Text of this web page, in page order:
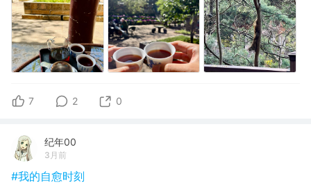
7 2 0
纪年00
3月前
#我的自愈时刻